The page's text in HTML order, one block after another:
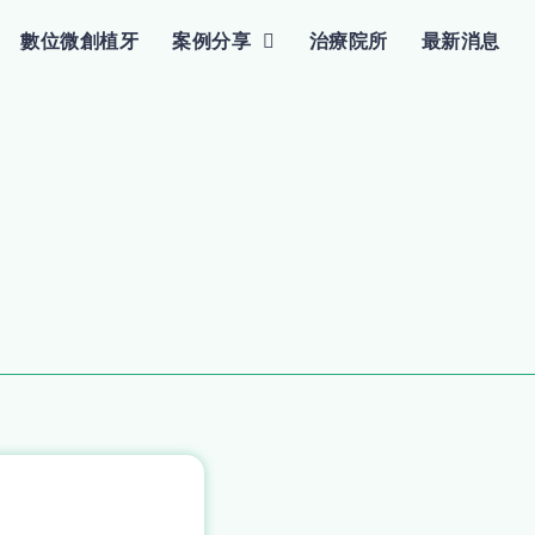
數位微創植牙 案例分享 治療院所 最新消息